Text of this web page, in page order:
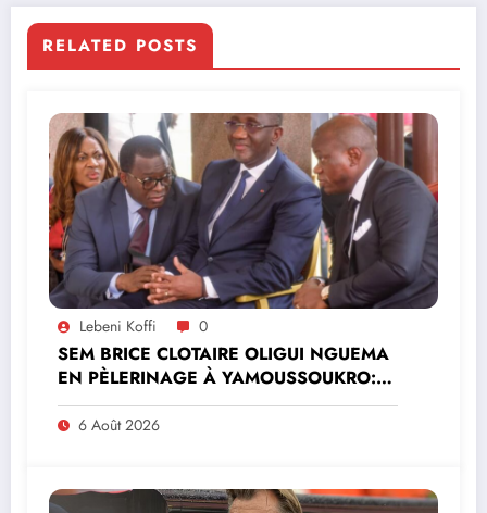
RELATED POSTS
Lebeni Koffi 0
SEM BRICE CLOTAIRE OLIGUI NGUEMA
EN PÈLERINAGE À YAMOUSSOUKRO:LE
MINISTRE PAULIN CLAUDE DANHO
PREND PART À LA CÉRÉMONIE
6 Août 2026